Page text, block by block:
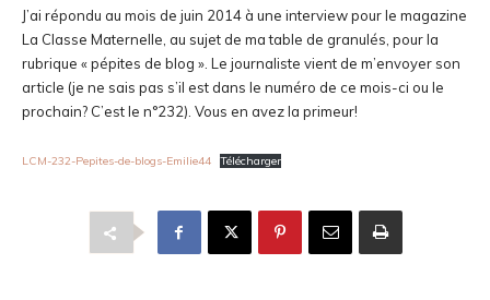
J’ai répondu au mois de juin 2014 à une interview pour le magazine
La Classe Maternelle, au sujet de ma table de granulés, pour la
rubrique « pépites de blog ». Le journaliste vient de m’envoyer son
article (je ne sais pas s’il est dans le numéro de ce mois-ci ou le
prochain? C’est le n°232). Vous en avez la primeur!
LCM-232-Pepites-de-blogs-Emilie44 Télécharger